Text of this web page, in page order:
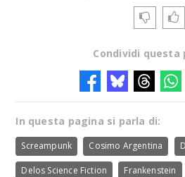
Condividi questa
In questa pagina si parla di:
Screampunk Cosimo Argentina
Delos Science Fiction Frankenstein